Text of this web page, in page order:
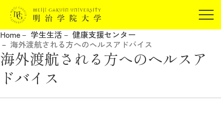
在学生の方
卒業生の方
Home 学生生活
健康支援センター
海外渡航される方へのヘルスアドバイス
海外渡航される方へのヘルスア
ドバイス